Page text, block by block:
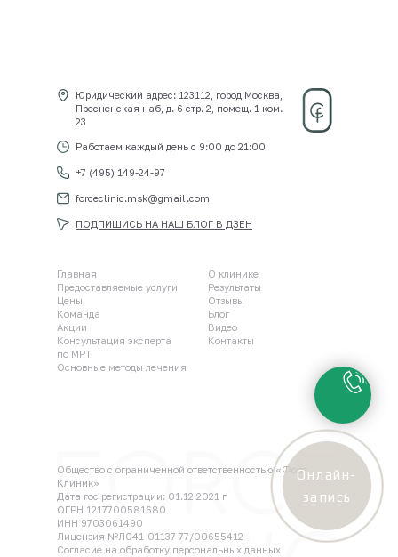
Юридический адрес: 123112, город Москва,
Пресненская наб, д. 6 стр. 2, помещ. 1 ком.
23
Главная
Предоставляемые услуги
Цены
Команда
Акции
Консультация эксперта
по МРТ
Основные методы лечения
О клинике
Результаты
Отзывы
Блог
Видео
Контакты
+7 (495) 149-24-97
forceclinic.msk@gmail.com
Общество с ограниченной ответственностью «Форс
Клиник»
Дата гос регистрации: 01.12.2021 г
ОГРН 1217700581680
ИНН 9703061490
Лицензия №Л041-01137-77/00655412
Согласие на обработку персональных данных
ПОДПИШИСЬ НА НАШ БЛОГ В ДЗЕН
Работаем каждый день с 9:00 до 21:00
Онлайн-
запись